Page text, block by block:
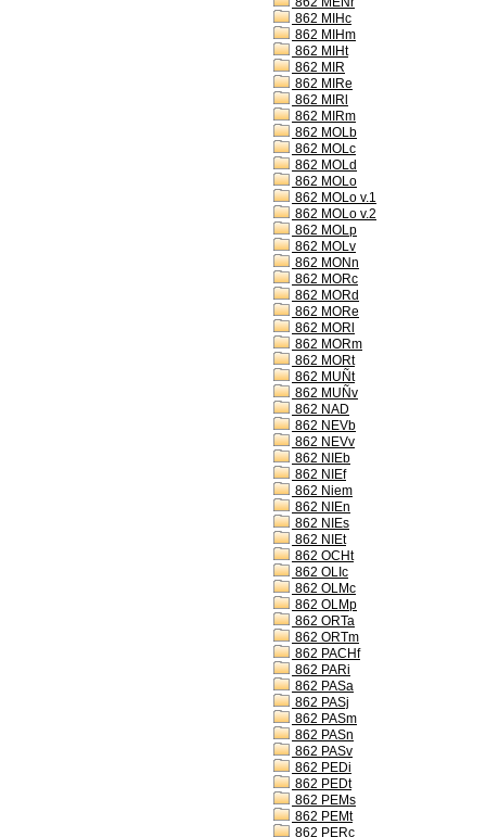
862 MIHc
862 MIHm
862 MIHt
862 MIR
862 MIRe
862 MIRl
862 MIRm
862 MOLb
862 MOLc
862 MOLd
862 MOLo
862 MOLo v.1
862 MOLo v.2
862 MOLp
862 MOLv
862 MONn
862 MORc
862 MORd
862 MORe
862 MORl
862 MORm
862 MORt
862 MUÑt
862 MUÑv
862 NAD
862 NEVb
862 NEVv
862 NIEb
862 NIEf
862 Niem
862 NIEn
862 NIEs
862 NIEt
862 OCHt
862 OLIc
862 OLMc
862 OLMp
862 ORTa
862 ORTm
862 PACHf
862 PARi
862 PASa
862 PASj
862 PASm
862 PASn
862 PASv
862 PEDi
862 PEDt
862 PEMs
862 PEMt
862 PERc